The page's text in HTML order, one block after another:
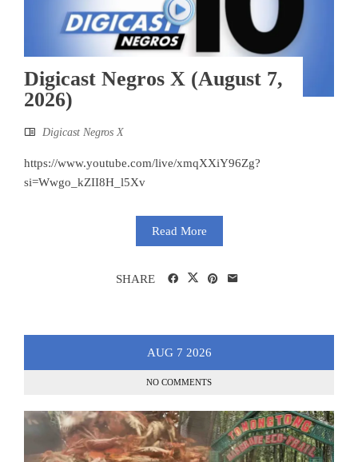
Digicast Negros X (August 7,
2026)
Digicast Negros X
https://www.youtube.com/live/xmqXXiY96Zg?
si=Wwgo_kZII8H_l5Xv
Read More
SHARE
AUG 7 2026
NO COMMENTS